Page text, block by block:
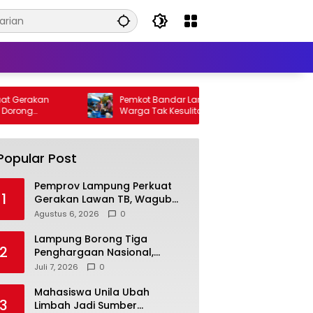
Pemkot Bandar Lampung Pastikan
Warga Tak Kesulitan Air Bersih, 200 Ribu
Liter Sudah Disalurkan
Post
1
Pemprov Lampung Perkuat
Gerakan Lawan TB, Wagub
Jihan Dorong Penemuan
Tuntas
Agustus 6, 2026 0
2
Lampung Borong Tiga
Penghargaan Nasional,
Perkuat Posisi sebagai
Syariah
Juli 7, 2026 0
3
Mahasiswa Unila Ubah
Limbah Jadi Sumber